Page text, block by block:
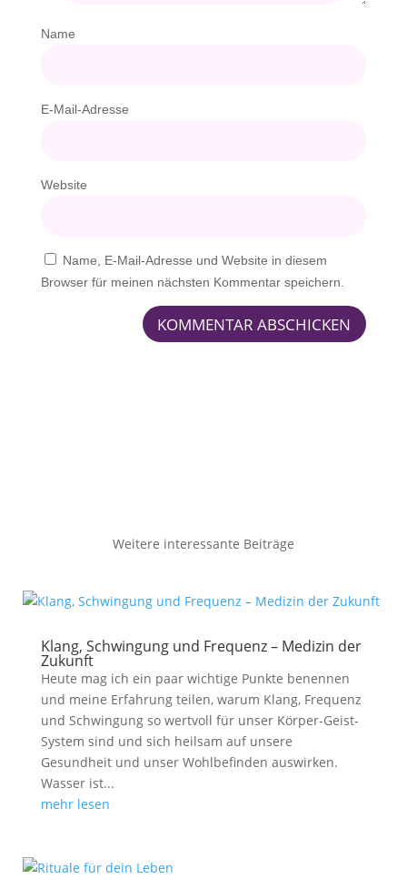
Name
E-Mail-Adresse
Website
Name, E-Mail-Adresse und Website in diesem
Browser für meinen nächsten Kommentar speichern.
KOMMENTAR ABSCHICKEN
Weitere interessante Beiträge
Klang, Schwingung und Frequenz – Medizin der
Zukunft
Heute mag ich ein paar wichtige Punkte benennen
und meine Erfahrung teilen, warum Klang, Frequenz
und Schwingung so wertvoll für unser Körper-Geist-
System sind und sich heilsam auf unsere
Gesundheit und unser Wohlbefinden auswirken.
Wasser ist...
mehr lesen